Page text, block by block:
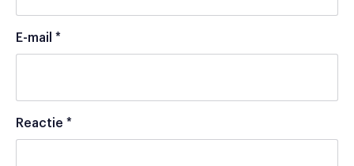
E-mail *
Reactie *